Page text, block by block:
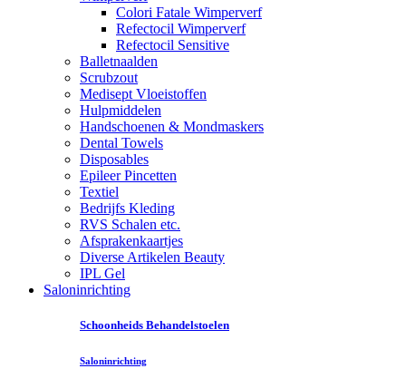
Colori Fatale Wimperverf
Refectocil Wimperverf
Refectocil Sensitive
Balletnaalden
Scrubzout
Medisept Vloeistoffen
Hulpmiddelen
Handschoenen & Mondmaskers
Dental Towels
Disposables
Epileer Pincetten
Textiel
Bedrijfs Kleding
RVS Schalen etc.
Afsprakenkaartjes
Diverse Artikelen Beauty
IPL Gel
Saloninrichting
Schoonheids Behandelstoelen
Saloninrichting